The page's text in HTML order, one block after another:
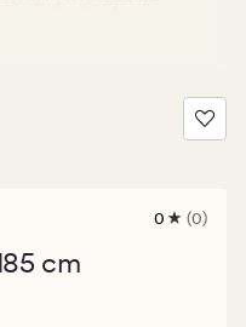
0
0 (0)
cm